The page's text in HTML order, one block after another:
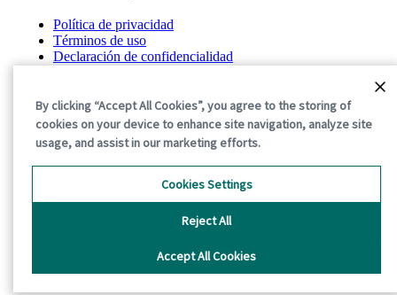
Política de privacidad
Términos de uso
Declaración de confidencialidad
©2026 International Paper. All Rights Reserved.
By clicking “Accept All Cookies”, you agree to the storing of
cookies on your device to enhance site navigation, analyze site
usage, and assist in our marketing efforts.
Accept All Cookies
Reject All
Cookies Settings